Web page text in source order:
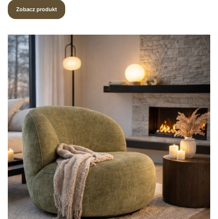
Zobacz produkt